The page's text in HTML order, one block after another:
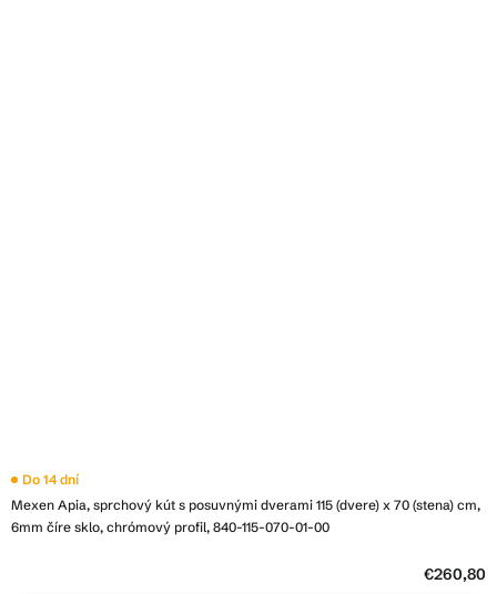
Mexen Apia, sprchový kút s posuvnými dverami 115 (dvere) x 70 (stena) cm,
6mm číre sklo, chrómový profil, 840-115-070-01-00
Do 14 dní
€260,80